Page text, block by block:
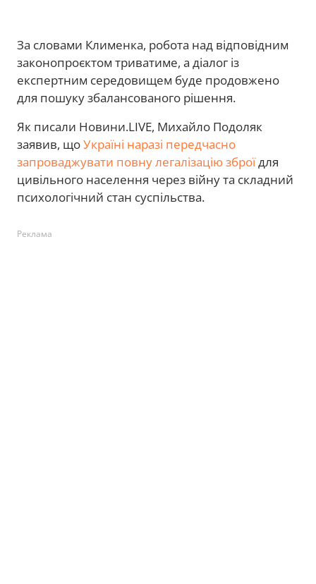
За словами Клименка, робота над відповідним
законопроєктом триватиме, а діалог із
експертним середовищем буде продовжено
для пошуку збалансованого рішення.
Як писали Новини.LIVE, Михайло Подоляк
заявив, щоУкраїні наразі передчасно
запроваджувати повну легалізацію зброїдля
цивільного населення через війну та складний
психологічний стан суспільства.
Реклама